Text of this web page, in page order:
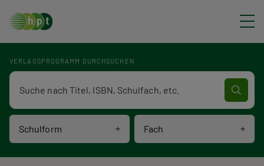
VERLAGSPROGRAMM DURCHSUCHEN
Schulform Fach
Verlagsprogramm Volltextsuche